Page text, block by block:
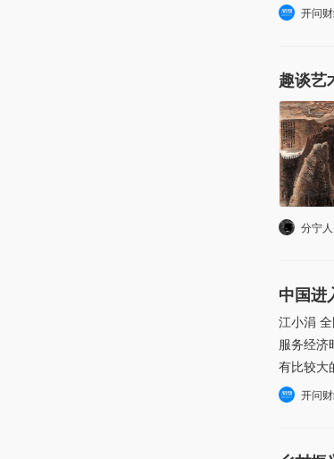
开问
趣谈艺
分宁人
中国进
江小涓
服务经济
有比较大
开问